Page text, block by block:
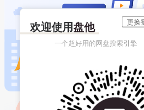
欢迎使用盘他
一个超好用的网盘搜索引擎